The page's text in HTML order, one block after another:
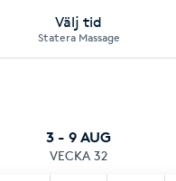
Välj tid
Statera Massage
3 - 9 AUG
VECKA 32